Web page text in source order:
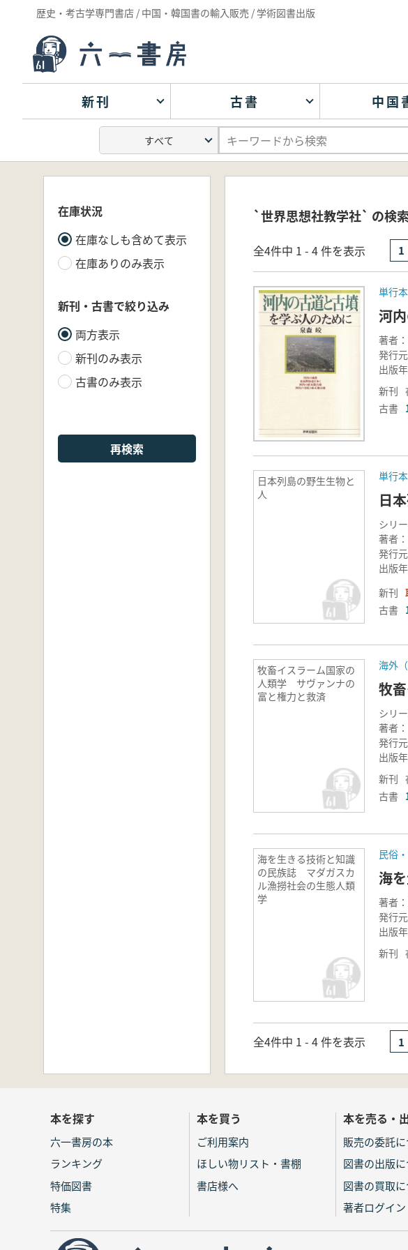
歴史・考古学専門書店 / 中国・韓国書の輸入販売 / 学術図書出版
新刊 古書 中国
在庫状況
在庫なしも含めて表示
在庫ありのみ表示
新刊・古書で絞り込み
両方表示
新刊のみ表示
古書のみ表示
再検索
`世界思想社教学社` の検
全4件中 1 - 4 件を表示 1
単行本
河
著者：
発行元
出版年
新刊
古書
日本列島の野生生物と
人
単行本
日
シリー
著者：
発行元
出版年
新刊
古書
牧畜イスラーム国家の
人類学 サヴァンナの
富と権力と救済
海外
牧
シリー
著者：
発行元
出版年
新刊
古書
海を生きる技術と知識
の民族誌 マダガスカ
ル漁撈社会の生態人類
学
民俗
海
著者：
発行元
出版年
新刊
全4件中 1 - 4 件を表示 1
本を探す
六一書房の本
ランキング
特価図書
特集
本を買う
ご利用案内
ほしい物リスト・書棚
書店様へ
本を売る・
販売の委託
図書の出版
図書の買取
著者ログイン